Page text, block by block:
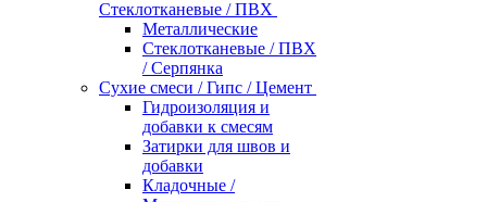
Стеклотканевые / ПВХ
Металлические
Стеклотканевые / ПВХ
/ Серпянка
Сухие смеси / Гипс / Цемент
Гидроизоляция и
добавки к смесям
Затирки для швов и
добавки
Кладочные /